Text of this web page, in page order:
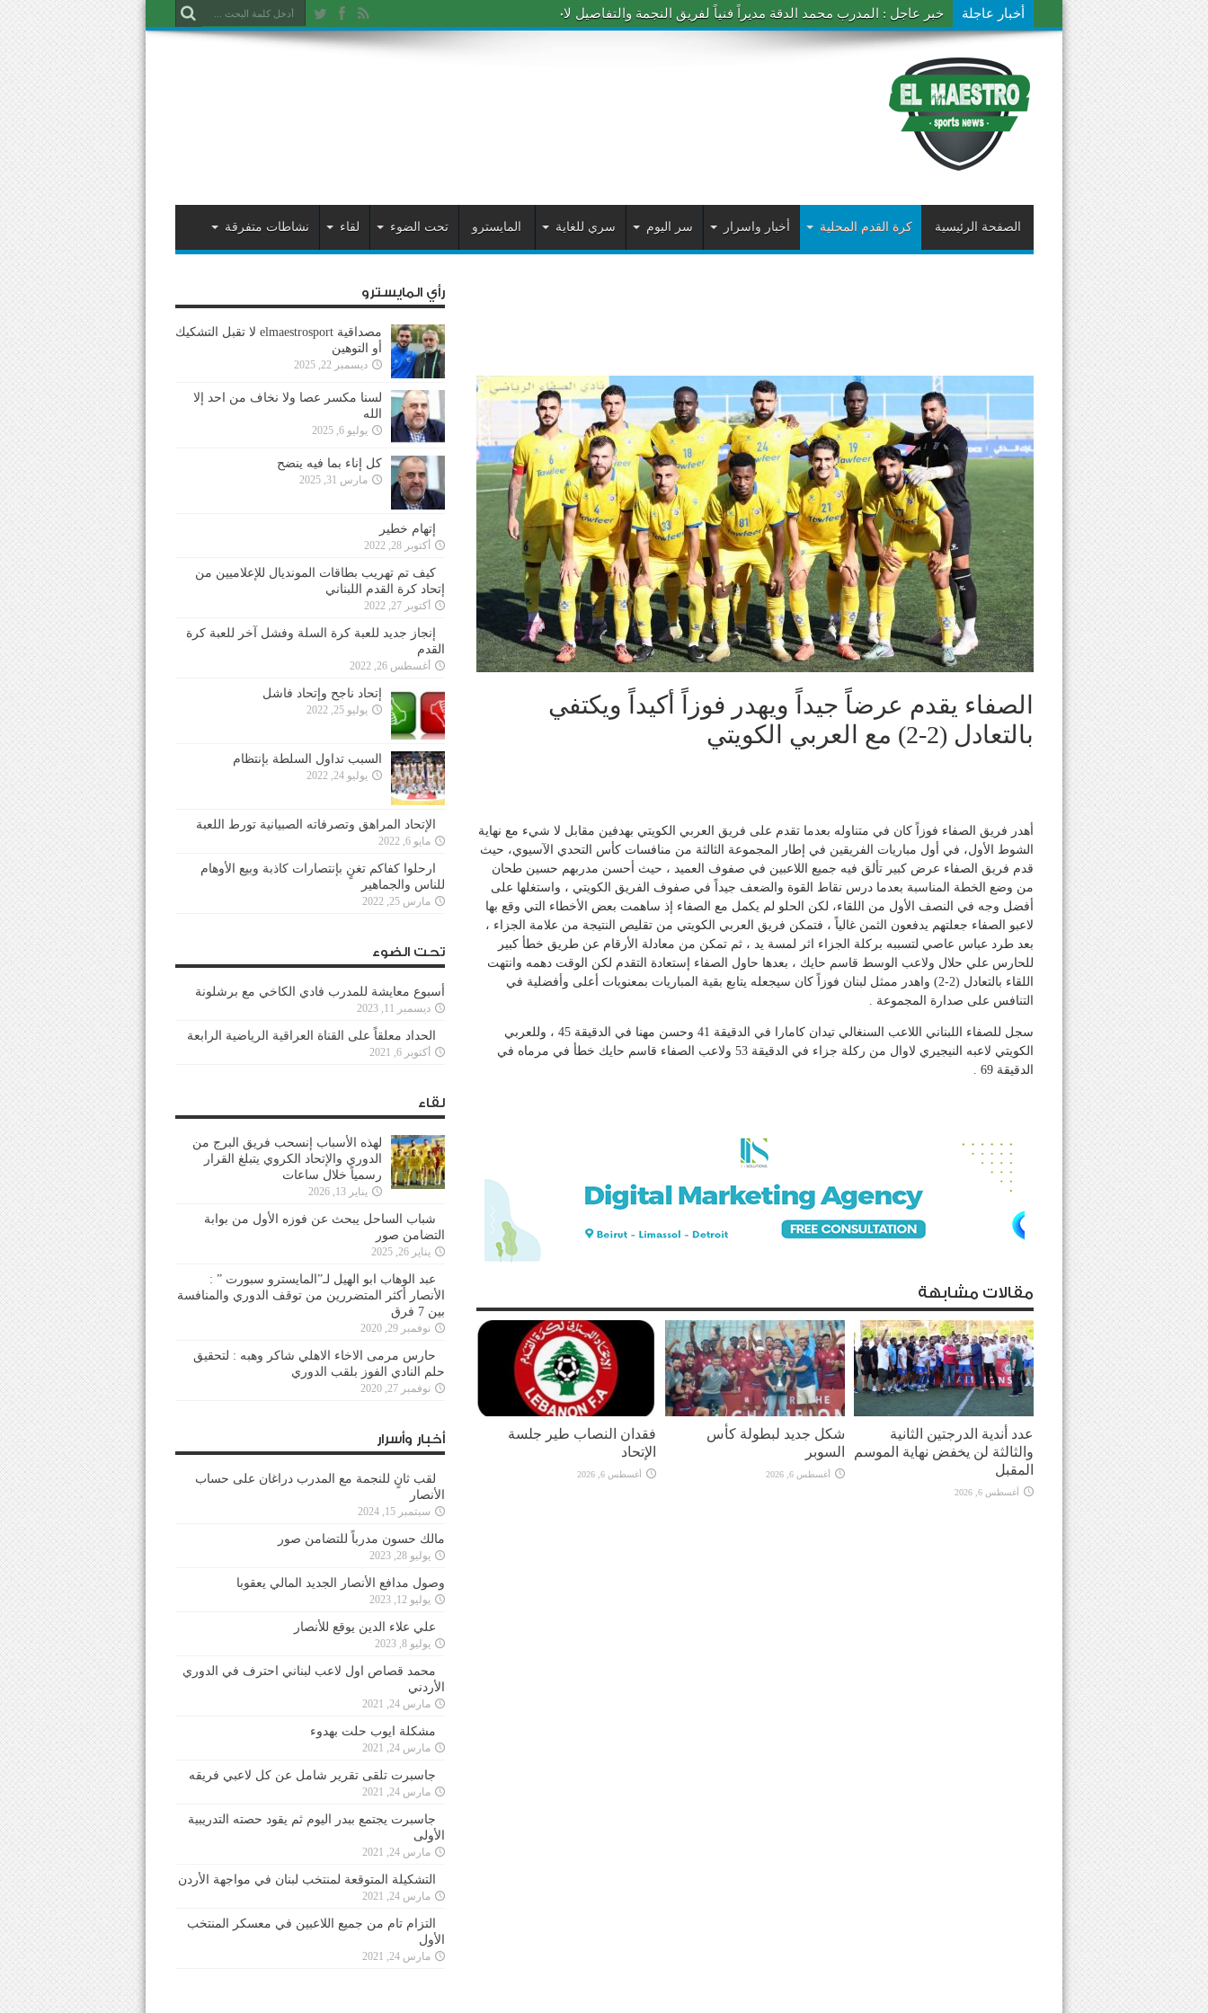
أخبار عاجلة خبر عاجل : المدرب محمد الدقة مديراً فنياً لفريق النجمة والتفاصيل لاحقاً
الصفحة الرئيسية كرة القدم المحلية أخبار واسرار سر اليوم سري للغاية المايسترو تحت الضوء لقاء نشاطات متفرقة
الصفاء يقدم عرضاً جيداً ويهدر فوزاً أكيداً ويكتفي
بالتعادل (2-2) مع العربي الكويتي
أهدر فريق الصفاء فوزاً كان في متناوله بعدما تقدم على فريق العربي الكويتي بهدفين مقابل لا شيء مع نهاية
الشوط الأول، في أول مباريات الفريقين في إطار المجموعة الثالثة من منافسات كأس التحدي الآسيوي، حيث
قدم فريق الصفاء عرض كبير تألق فيه جميع اللاعبين في صفوف العميد ، حيث أحسن مدربهم حسين طحان
من وضع الخطة المناسبة بعدما درس نقاط القوة والضعف جيداً في صفوف الفريق الكويتي ، واستغلها على
أفضل وجه في النصف الأول من اللقاء، لكن الحلو لم يكمل مع الصفاء إذ ساهمت بعض الأخطاء التي وقع بها
لاعبو الصفاء جعلتهم يدفعون الثمن غالياً ، فتمكن فريق العربي الكويتي من تقليص النتيجة من علامة الجزاء ،
بعد طرد عباس عاصي لتسببه بركلة الجزاء اثر لمسة يد ، ثم تمكن من معادلة الأرقام عن طريق خطأ كبير
للحارس علي حلال ولاعب الوسط قاسم حايك ، بعدها حاول الصفاء إستعادة التقدم لكن الوقت دهمه وانتهت
اللقاء بالتعادل (2-2) واهدر ممثل لبنان فوزاً كان سيجعله يتابع بقية المباريات بمعنويات أعلى وأفضلية في
التنافس على صدارة المجموعة .
سجل للصفاء اللبناني اللاعب السنغالي تيدان كامارا في الدقيقة 41 وحسن مهنا في الدقيقة 45 ، وللعربي
الكويتي لاعبه النيجيري لاوال من ركلة جزاء في الدقيقة 53 ولاعب الصفاء قاسم حايك خطأ في مرماه في
الدقيقة 69 .
مقالات مشابهة
عدد أندية الدرجتين الثانية
والثالثة لن يخفض نهاية الموسم
المقبل
أغسطس 6, 2026
شكل جديد لبطولة كأس
السوبر
أغسطس 6, 2026
فقدان النصاب طير جلسة
الإتحاد
أغسطس 6, 2026
رأي المايسترو
مصداقية elmaestrosport لا تقبل التشكيك
أو التوهين
ديسمبر 22, 2025
لسنا مكسر عصا ولا نخاف من احد إلا
الله
يوليو 6, 2025
كل إناء بما فيه ينضح
مارس 31, 2025
إتهام خطير
أكتوبر 28, 2022
كيف تم تهريب بطاقات المونديال للإعلاميين من
إتحاد كرة القدم اللبناني
أكتوبر 27, 2022
إنجاز جديد للعبة كرة السلة وفشل آخر للعبة كرة
القدم
أغسطس 26, 2022
إتحاد ناجح وإتحاد فاشل
يوليو 25, 2022
السبب تداول السلطة بإنتظام
يوليو 24, 2022
الإتحاد المراهق وتصرفاته الصبيانية تورط اللعبة
مايو 6, 2022
ارحلوا كفاكم تغنٍ بإنتصارات كاذبة وبيع الأوهام
للناس والجماهير
مارس 25, 2022
تحت الضوء
أسبوع معايشة للمدرب فادي الكاخي مع برشلونة
ديسمبر 11, 2023
الحداد معلقاً على القناة العراقية الرياضية الرابعة
أكتوبر 6, 2021
لقاء
لهذه الأسباب إنسحب فريق البرج من
الدوري والإتحاد الكروي يتبلغ القرار
رسمياً خلال ساعات
يناير 13, 2026
شباب الساحل يبحث عن فوزه الأول من بوابة
التضامن صور
يناير 26, 2025
عبد الوهاب ابو الهيل لـ”المايسترو سبورت ” :
الأنصار أكثر المتضررين من توقف الدوري والمنافسة
بين 7 فرق
نوفمبر 29, 2020
حارس مرمى الاخاء الاهلي شاكر وهبه : لتحقيق
حلم النادي الفوز بلقب الدوري
نوفمبر 27, 2020
أخبار وأسرار
لقب ثانٍ للنجمة مع المدرب دراغان على حساب
الأنصار
سبتمبر 15, 2024
مالك حسون مدرباً للتضامن صور
يوليو 28, 2023
وصول مدافع الأنصار الجديد المالي يعقوبا
يوليو 12, 2023
علي علاء الدين يوقع للأنصار
يوليو 8, 2023
محمد قصاص اول لاعب لبناني احترف في الدوري
الأردني
مارس 24, 2021
مشكلة ايوب حلت بهدوء
مارس 24, 2021
جاسبرت تلقى تقرير شامل عن كل لاعبي فريقه
مارس 24, 2021
جاسبرت يجتمع ببدر اليوم ثم يقود حصته التدريبية
الأولى
مارس 24, 2021
التشكيلة المتوقعة لمنتخب لبنان في مواجهة الأردن
مارس 24, 2021
التزام تام من جميع اللاعبين في معسكر المنتخب
الأول
مارس 24, 2021